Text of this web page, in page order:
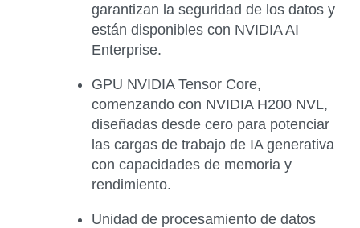
garantizan la seguridad de los datos y
están disponibles con NVIDIA AI
Enterprise.
GPU NVIDIA Tensor Core,
comenzando con NVIDIA H200 NVL,
diseñadas desde cero para potenciar
las cargas de trabajo de IA generativa
con capacidades de memoria y
rendimiento.
Unidad de procesamiento de datos